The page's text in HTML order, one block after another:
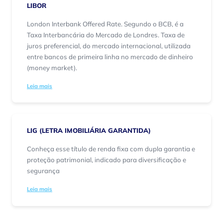
LIBOR
London Interbank Offered Rate. Segundo o BCB, é a
Taxa Interbancária do Mercado de Londres. Taxa de
juros preferencial, do mercado internacional, utilizada
entre bancos de primeira linha no mercado de dinheiro
(money market).
Leia mais
LIG (LETRA IMOBILIÁRIA GARANTIDA)
Conheça esse título de renda fixa com dupla garantia e
proteção patrimonial, indicado para diversificação e
segurança
Leia mais